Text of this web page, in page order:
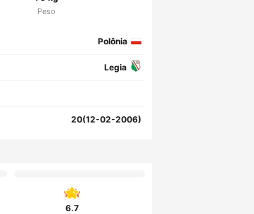
Peso
Polônia
Legia
20(12-02-2006)
6.7